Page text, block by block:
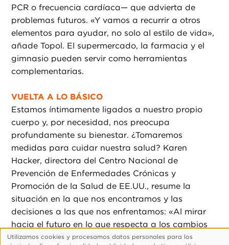
PCR o frecuencia cardíaca— que advierta de
problemas futuros. «Y vamos a recurrir a otros
elementos para ayudar, no solo al estilo de vida»,
añade Topol. El supermercado, la farmacia y el
gimnasio pueden servir como herramientas
complementarias.
VUELTA A LO BÁSICO
Estamos íntimamente ligados a nuestro propio
cuerpo y, por necesidad, nos preocupa
profundamente su bienestar. ¿Tomaremos
medidas para cuidar nuestra salud? Karen
Hacker, directora del Centro Nacional de
Prevención de Enfermedades Crónicas y
Promoción de la Salud de EE.UU., resume la
situación en la que nos encontramos y las
decisiones a las que nos enfrentamos: «Al mirar
hacia el futuro en lo que respecta a los cambios
en el estilo de vida, tendremos que lidiar tanto con
Uso
Utilizamos cookies y procesamos datos personales para los